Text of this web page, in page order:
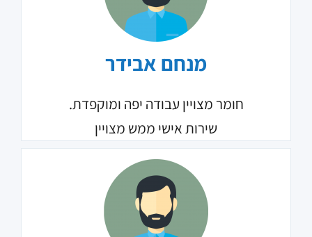
מנחם אבידר
חומר מצויין עבודה יפה ומוקפדת.
שירות אישי ממש מצויין